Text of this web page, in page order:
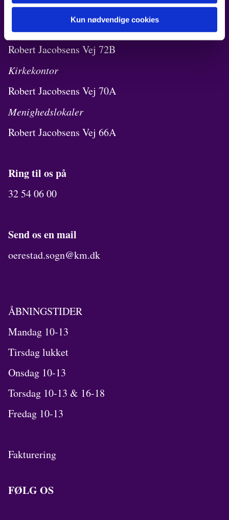
Kun nødvendige cookies
FIND OS
Kirken i Ørestad
Robert Jacobsens Vej 72B
Kirkekontor
Robert Jacobsens Vej 70A
Menighedslokaler
Robert Jacobsens Vej 66A
Ring til os på
32 54 06 00
Send os en mail
oerestad.sogn@km.dk
ÅBNINGSTIDER
Mandag 10-13
Tirsdag lukket
Onsdag 10-13
Torsdag 10-13 & 16-18
Fredag 10-13
Fakturering
FØLG OS